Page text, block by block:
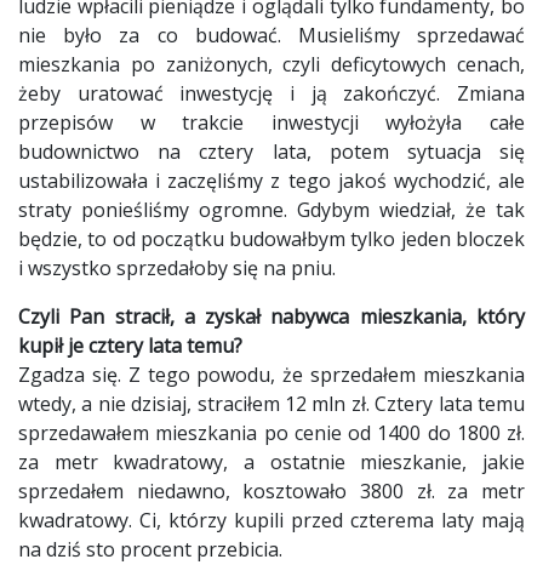
ludzie wpłacili pieniądze i oglądali tylko fundamenty, bo
nie było za co budować. Musieliśmy sprzedawać
mieszkania po zaniżonych, czyli deficytowych cenach,
żeby uratować inwestycję i ją zakończyć. Zmiana
przepisów w trakcie inwestycji wyłożyła całe
budownictwo na cztery lata, potem sytuacja się
ustabilizowała i zaczęliśmy z tego jakoś wychodzić, ale
straty ponieśliśmy ogromne. Gdybym wiedział, że tak
będzie, to od początku budowałbym tylko jeden bloczek
i wszystko sprzedałoby się na pniu.
Czyli Pan stracił, a zyskał nabywca mieszkania, który
kupił je cztery lata temu?
Zgadza się. Z tego powodu, że sprzedałem mieszkania
wtedy, a nie dzisiaj, straciłem 12 mln zł. Cztery lata temu
sprzedawałem mieszkania po cenie od 1400 do 1800 zł.
za metr kwadratowy, a ostatnie mieszkanie, jakie
sprzedałem niedawno, kosztowało 3800 zł. za metr
kwadratowy. Ci, którzy kupili przed czterema laty mają
na dziś sto procent przebicia.